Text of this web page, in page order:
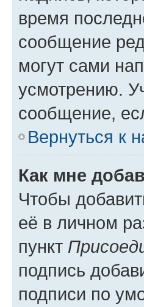
время
сообщение
могут сами
усмотрению.
сообщение,
Вернуться к
Как мне
Чтобы
её в личном
пункт
подпись
подписи по